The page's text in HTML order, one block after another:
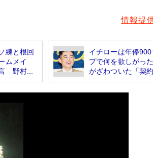
情報提
練と根回
ムメイ
野村...
イチローは年俸900
プで何を欲しがっ
がざわついた「契約